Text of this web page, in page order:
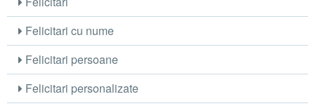
Felicitari cu nume
Felicitari persoane
Felicitari personalizate